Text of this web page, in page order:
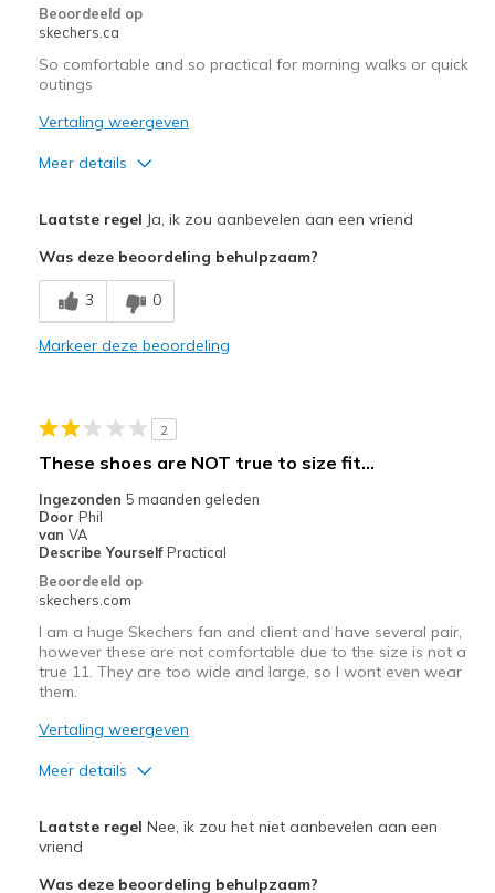
Sizing
Feels true to size
Beoordeeld op
skechers.ca
So comfortable and so practical for morning walks or quick
outings
Vertaling weergeven
Meer details
Minpunten
Wear Out Quickly
Feels true to width
Sizing
Feels true to size
View On Shoes
Shoes are for Wearing
Laatste regel Ja, ik zou aanbevelen aan een vriend
Was deze beoordeling behulpzaam?
3 0
Markeer deze beoordeling
2
These shoes are NOT true to size fit...
Ingezonden 5 maanden geleden
Door Phil
van VA
Describe Yourself Practical
Beoordeeld op
skechers.com
I am a huge Skechers fan and client and have several pair,
however these are not comfortable due to the size is not a
true 11. They are too wide and large, so I wont even wear
them.
Vertaling weergeven
Meer details
Attractive Design
Breathe Well
Laatste regel Nee, ik zou het niet aanbevelen aan een
vriend
Was deze beoordeling behulpzaam?